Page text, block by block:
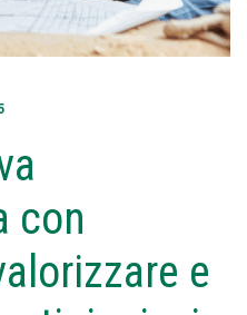
con
e